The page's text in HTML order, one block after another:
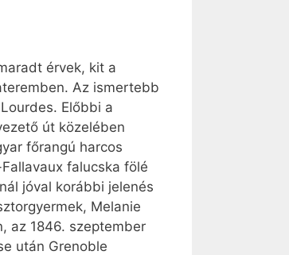
érvek, kit a
Az ismertebb
Előbbi a
út közelében
főrangú harcos
falucska fölé
jóval korábbi jelenés
Melanie
az 1846. szeptember
után Grenoble